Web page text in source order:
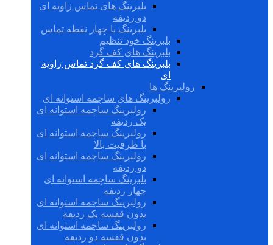
بلبرینگ های تماس زاویه ای
دو ردیفه
بلبرینگ با چهار نقطه تماس
بلبرینگ خود تنظیم
بلبرینگ های کف گرد
بلبرینگ های کف گرد تماس زاویه
ای
رولبرینگ ها
رولبرینگ های ساچمه استوانه ای
رولبرینگ ساچمه استوانه ای
یک ردیفه
رولبرینگ ساچمه استوانه ای
با ظرفیت بالا
رولبرینگ ساچمه استوانه ای
دو ردیفه
بلبرینگ ساچمه استوانه ای
چهار ردیفه
رولبرینگ ساچمه استوانه ای
بدون قفسه یک ردیفه
رولبرینگ ساچمه استوانه ای
بدون قفسه دو ردیفه